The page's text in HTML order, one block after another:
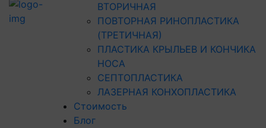
ВТОРИЧНАЯ
ПОВТОРНАЯ РИНОПЛАСТИКА
(ТРЕТИЧНАЯ)
ПЛАСТИКА КРЫЛЬЕВ И КОНЧИКА
НОСА
СЕПТОПЛАСТИКА
ЛАЗЕРНАЯ КОНХОПЛАСТИКА
Стоимость
Блог